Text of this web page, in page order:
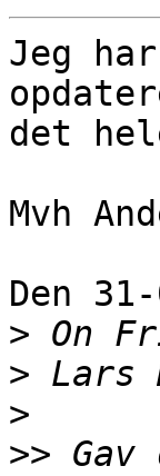
Jeg
det
Mvh
Den
>
> Lars
>
>>